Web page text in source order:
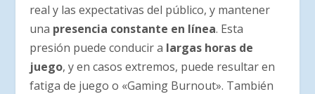
real y las expectativas del público, y mantener
una presencia constante en línea. Esta
presión puede conducir a largas horas de
juego, y en casos extremos, puede resultar en
fatiga de juego o «Gaming Burnout». También